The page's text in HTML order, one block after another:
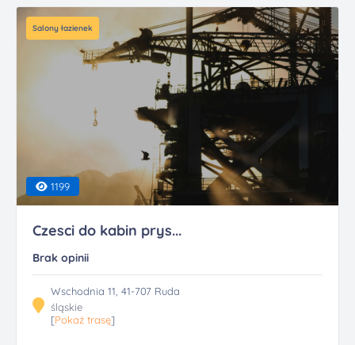
Salony łazienek
1199
Czesci do kabin prys...
Brak opinii
Wschodnia 11, 41-707 Ruda
śląskie
[Pokaż trasę]